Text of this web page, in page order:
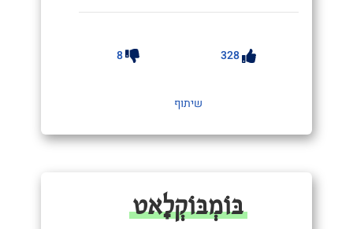
328
8
שיתוף
בּוֹמְבּוֹקְלָאט